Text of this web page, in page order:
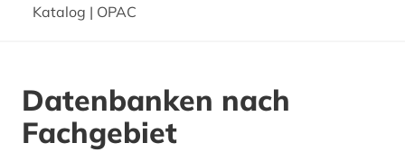
Katalog | OPAC
Datenbanken nach
Fachgebiet